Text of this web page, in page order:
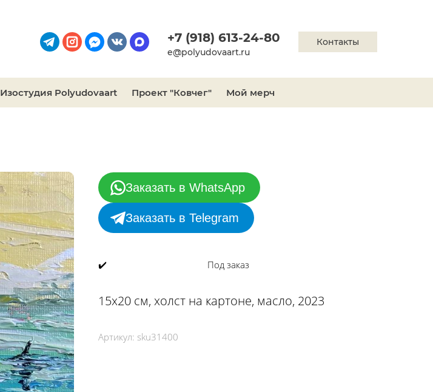
+7 (918) 613-24-80
e@polyudovaart.ru
Контакты
Изостудия Polyudovaart Проект "Ковчег" Мой мерч
Заказать в WhatsApp
Заказать в Telegram
✔️ Под заказ
15х20 см, холст на картоне, масло, 2023
Артикул: sku31400